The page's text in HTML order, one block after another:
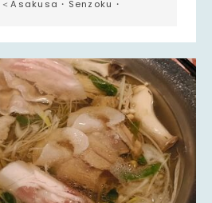
＜Asakusa・Senzoku・